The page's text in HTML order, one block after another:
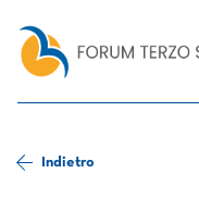
Indietro